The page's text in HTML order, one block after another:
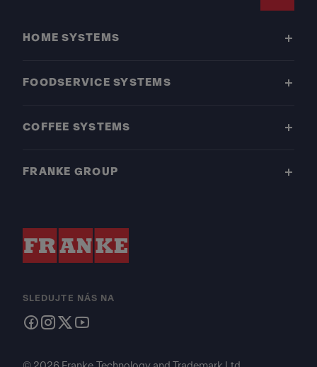
HOME SYSTEMS
FOODSERVICE SYSTEMS
COFFEE SYSTEMS
FRANKE GROUP
SLEDUJTE NÁS NA